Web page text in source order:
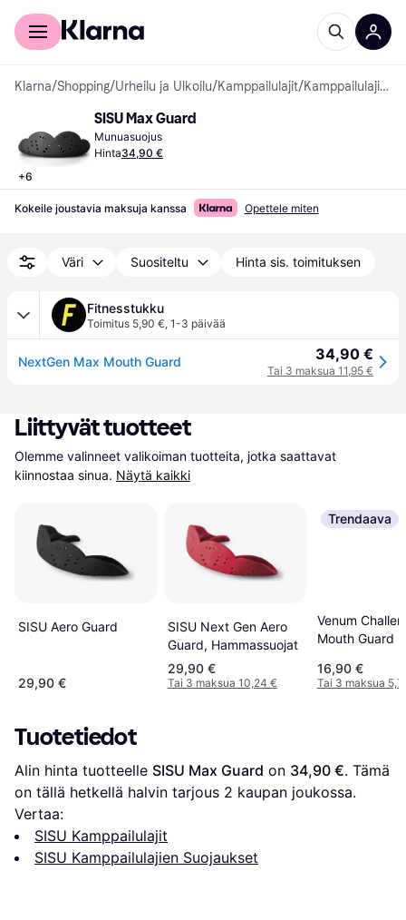
Kuluttajille
Klarna/Shopping/Urheilu ja Ulkoilu/Kamppailulajit/ Kamppailulajien Suojaukset
+6
SISU Max Guard
Munuasuojus
Hinta34,90 €
Kokeile joustavia maksuja kanssa Opettele miten
Väri Suositeltu Hinta sis. toimituksen
Fitnesstukku
Toimitus 5,90 €, 1-3 päivää
NextGen Max Mouth Guard 34,90 €
Tai 3 maksua 11,95 €
Liittyvät tuotteet
Olemme valinneet valikoiman tuotteita, jotka saattavat
kiinnostaa sinua. Näytä kaikki
SISU Aero Guard
29,90 €
SISU Next Gen Aero
Guard, Hammassuojat
29,90 €
Tai 3 maksua 10,24 €
Trendaava
Venum
Mouth Guard
16,90 €
Tai 3 maksua
Tuotetiedot
Alin hinta tuotteelle SISU Max Guard on 34,90 €. Tämä
on tällä hetkellä halvin tarjous 2 kaupan joukossa.
Vertaa:
SISU Kamppailulajit
SISU Kamppailulajien Suojaukset